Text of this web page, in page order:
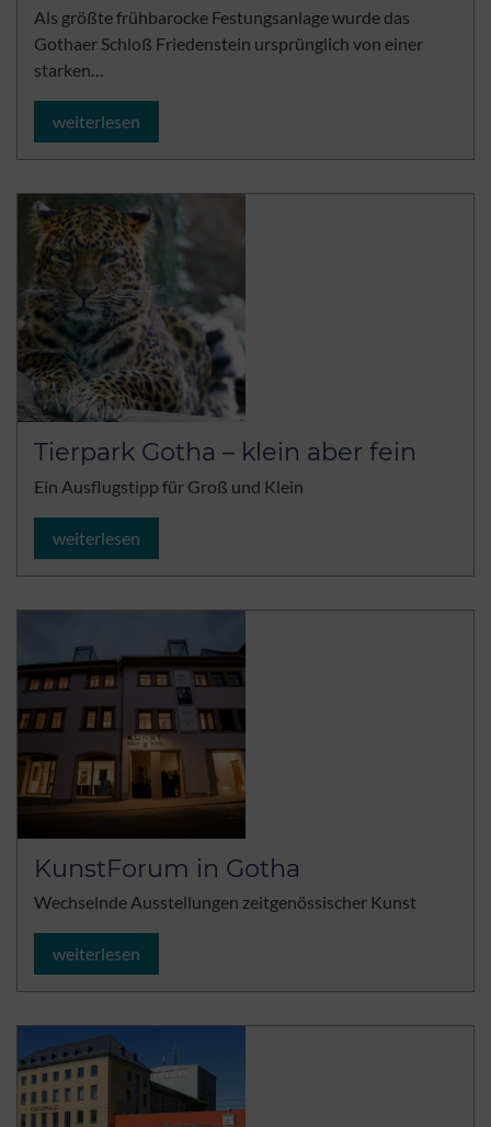
Als größte frühbarocke Festungsanlage wurde das
Gothaer Schloß Friedenstein ursprünglich von einer
starken…
weiterlesen
Tierpark Gotha – klein aber fein
Ein Ausflugstipp für Groß und Klein
weiterlesen
KunstForum in Gotha
Wechselnde Ausstellungen zeitgenössischer Kunst
weiterlesen